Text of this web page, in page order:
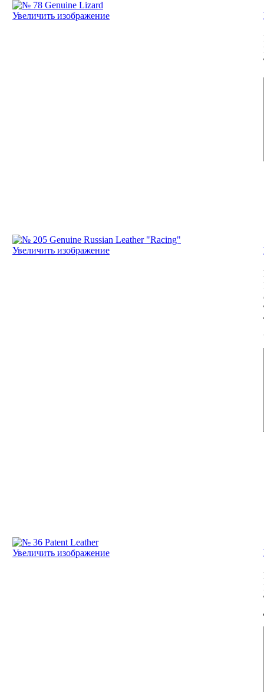
Увеличить изображение
Увеличить изображение
Увеличить изображение